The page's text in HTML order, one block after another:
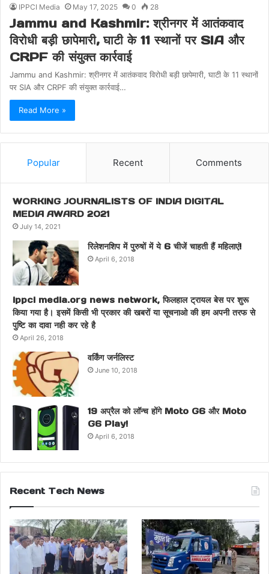
IPPCI Media May 17, 2025 0 28
Jammu and Kashmir: श्रीनगर में आतंकवाद
विरोधी बड़ी छापेमारी, घाटी के 11 स्थानों पर SIA और
CRPF की संयुक्त कार्रवाई
Jammu and Kashmir: श्रीनगर में आतंकवाद विरोधी बड़ी छापेमारी, घाटी के 11 स्थानों
पर SIA और CRPF की संयुक्त कार्रवाई…
Read More »
Popular Recent Comments
WORKING JOURNALISTS OF INDIA DIGITAL
MEDIA AWARD 2021
July 14, 2021
रिलेशनशिप में पुरुषों में ये 6 चीजें चाहती हैं महिलाएं!
April 6, 2018
ippci media.org news network, फिलहाल ट्रायल बेस पर शुरू
किया गया है। इसमें किसी भी प्रकार की खबरों या सूचनाओ की हम अपनी तरफ से
पुष्टि का दावा नही कर रहे है
April 26, 2018
वर्किंग जर्नलिस्ट
June 10, 2018
19 अप्रैल को लॉन्च होंगे Moto G6 और Moto
G6 Play!
April 6, 2018
Recent Tech News